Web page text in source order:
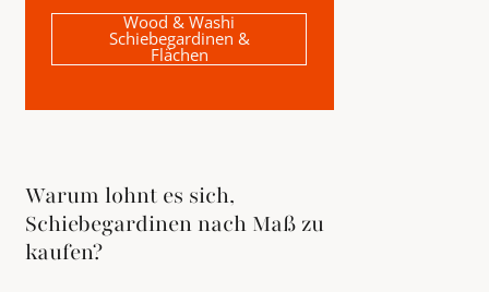
Wood & Washi
Schiebegardinen &
Flächen
Warum lohnt es sich,
Schiebegardinen nach Maß zu
kaufen?